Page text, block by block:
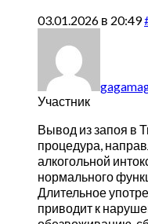
03.01.2026 в 20:49
Участник
Вывод из запоя в
процедура,
алкогольной
нормального
Длительное
приводит к